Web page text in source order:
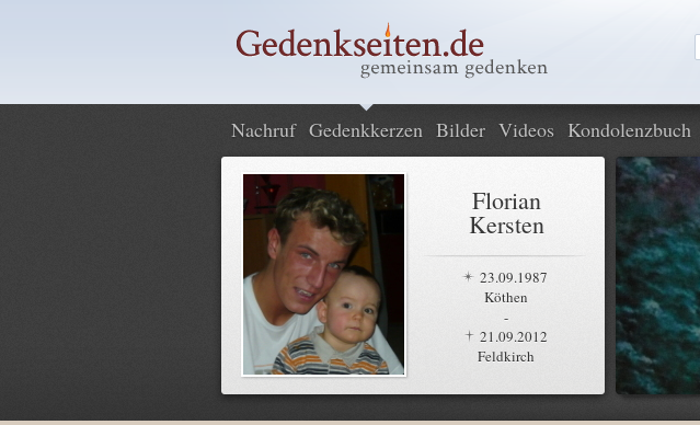
Nachruf Gedenkkerzen Bilder Videos Kondolenzbuch
Florian
Kersten
23.09.1987
Köthen
-
21.09.2012
Feldkirch